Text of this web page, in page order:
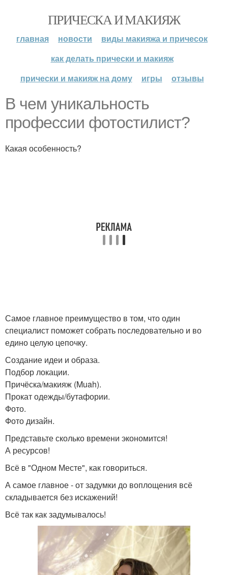
ПРИЧЕСКА И МАКИЯЖ
главная новости
виды макияжа и причесок
как делать прически и макияж
прически и макияж на дому
игры отзывы
В чем уникальность
профессии фотостилист?
Какая особенность?
Самое главное преимущество в том, что один
специалист поможет собрать последовательно и во
едино целую цепочку.
Создание идеи и образа.
Подбор локации.
Причёска/макияж (Muah).
Прокат одежды/бутафории.
Фото.
Фото дизайн.
Представьте сколько времени экономится!
А ресурсов!
Всё в "Одном Месте", как говориться.
А самое главное - от задумки до воплощения всё
складывается без искажений!
Всё так как задумывалось!